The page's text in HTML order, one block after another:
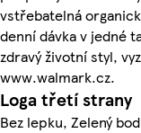
vstřebatelná
denní dávka v jedné
zdravý životní styl,
www.walmark.cz.
Loga třetí strany
Bez lepku, Zelený bod